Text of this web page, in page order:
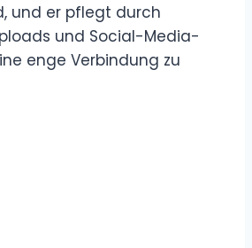
und er pflegt durch
und Social-Media-
enge Verbindung zu